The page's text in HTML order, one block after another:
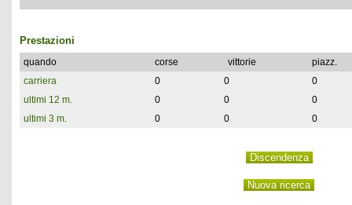
Prestazioni
quando corse vittorie
piazz.
carriera
0 0
0
ultimi 12 m.
0 0
0
ultimi 3 m.
0 0 0